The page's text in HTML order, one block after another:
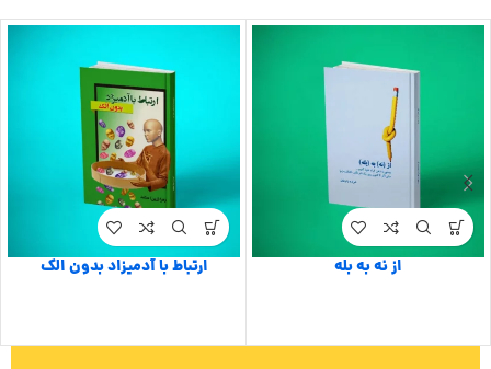
از نه به بله ارتباط با آدمیزاد بدون الک